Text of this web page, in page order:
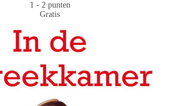
1 - 2 punten
Gratis